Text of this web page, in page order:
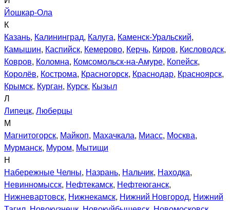
Йошкар-Ола
К
Казань, Калининград, Калуга, Каменск-Уральский,
Камышин, Каспийск, Кемерово, Керчь, Киров, Кисловодск,
Ковров, Коломна, Комсомольск-на-Амуре, Копейск,
Королёв, Кострома, Красногорск, Краснодар, Красноярск,
Крымск, Курган, Курск, Кызыл
Л
Липецк, Люберцы
М
Магнитогорск, Майкоп, Махачкала, Миасс, Москва,
Мурманск, Муром, Мытищи
Н
Набережные Челны, Назрань, Нальчик, Находка,
Невинномысск, Нефтекамск, Нефтеюганск,
Нижневартовск, Нижнекамск, Нижний Новгород, Нижний